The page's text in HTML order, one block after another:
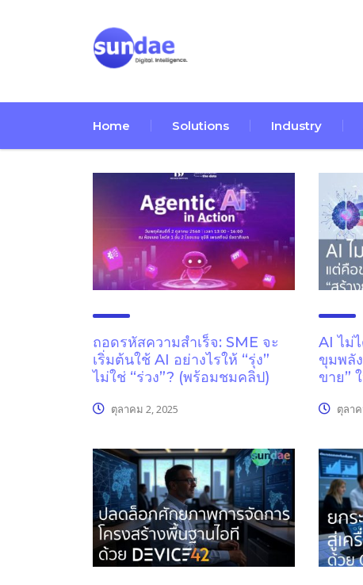
Home Solutions Industry
ถอดรหัสความสำเร็จ: SME จะ
เริ่มต้นใช้ AI อย่างไรให้ “รุ่ง”
ไม่ใช่ “ร่วง”? (พร้อมชมคลิป)
ตุลาคม 2, 2025
AI ไม่
ขุมพลั
ขาย”
ตุลา